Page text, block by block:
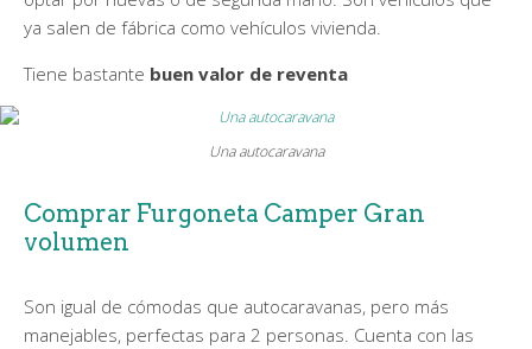
ya salen de fábrica como vehículos vivienda.
Tiene bastante buen valor de reventa
Una autocaravana
Comprar Furgoneta Camper Gran
volumen
Son igual de cómodas que autocaravanas, pero más
manejables, perfectas para 2 personas. Cuenta con las